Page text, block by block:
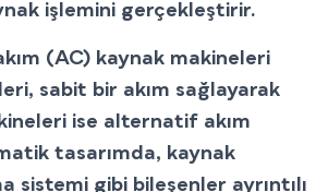
işlemini gerçekleştirir.
(AC) kaynak makineleri
sabit bir akım sağlayarak
ise alternatif akım
tasarımda, kaynak
gibi bileşenler ayrıntılı